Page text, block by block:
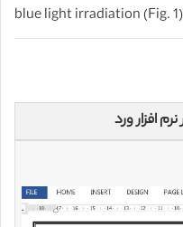
blue light irradiation (Fig.
افزار ورد